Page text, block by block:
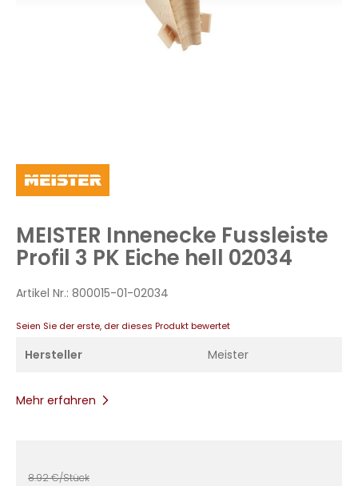
Zum
Anfang
springen
MEISTER Innenecke Fussleiste
Profil 3 PK Eiche hell 02034
Artikel Nr.: 800015-01-02034
Seien Sie der erste, der dieses Produkt bewertet
Hersteller Meister
Mehr erfahren
8.92€/Stück